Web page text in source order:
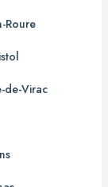
Roure
de-Virac